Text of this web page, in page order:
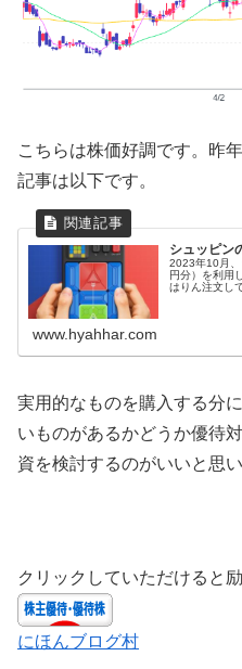
こちらは株価好調です。昨
記事は以下です。
シュッピン
2023年10月
円分）を利用
はりん注文し
www.hyahhar.com
実用的なものを購入する分
いものがあるかどうか優待
資を検討するのがいいと思い
クリックしていただけると
にほんブログ村